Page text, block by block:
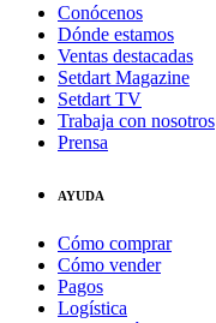
Conócenos
Dónde estamos
Ventas destacadas
Setdart Magazine
Setdart TV
Trabaja con nosotros
Prensa
AYUDA
Cómo comprar
Cómo vender
Pagos
Logística